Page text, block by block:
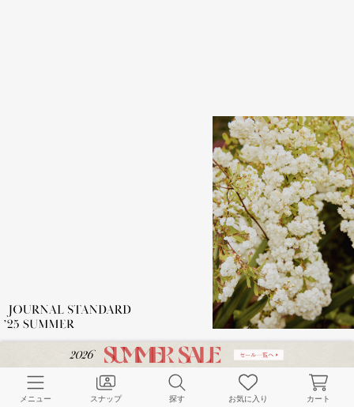
メニュー スナップ 探す お気に入り カート